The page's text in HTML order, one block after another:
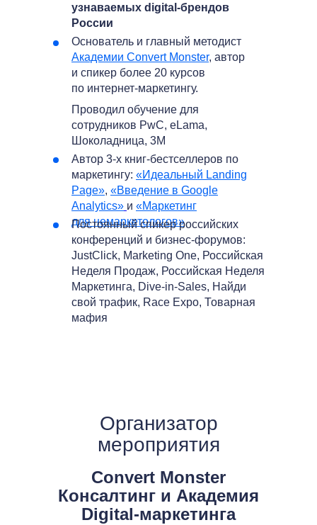
узнаваемых digital-брендов
России
Основатель и главный методист
Академии Convert Monster, автор
и спикер более 20 курсов
по интернет-маркетингу.
Проводил обучение для
сотрудников PwC, eLama,
Шоколадница, 3M
Автор 3-х книг-бестселлеров по
маркетингу: «Идеальный Landing
Page», «Введение в Google
Analytics» и «Маркетинг
для немаркетологов»
Постоянный спикер российских
конференций и бизнес-форумов:
JustClick, Marketing One, Российская
Неделя Продаж, Российская Неделя
Маркетинга, Dive-in-Sales, Найди
свой трафик, Race Expo, Товарная
мафия
Организатор
мероприятия
Convert Monster
Консалтинг и Академия
Digital-маркетинга